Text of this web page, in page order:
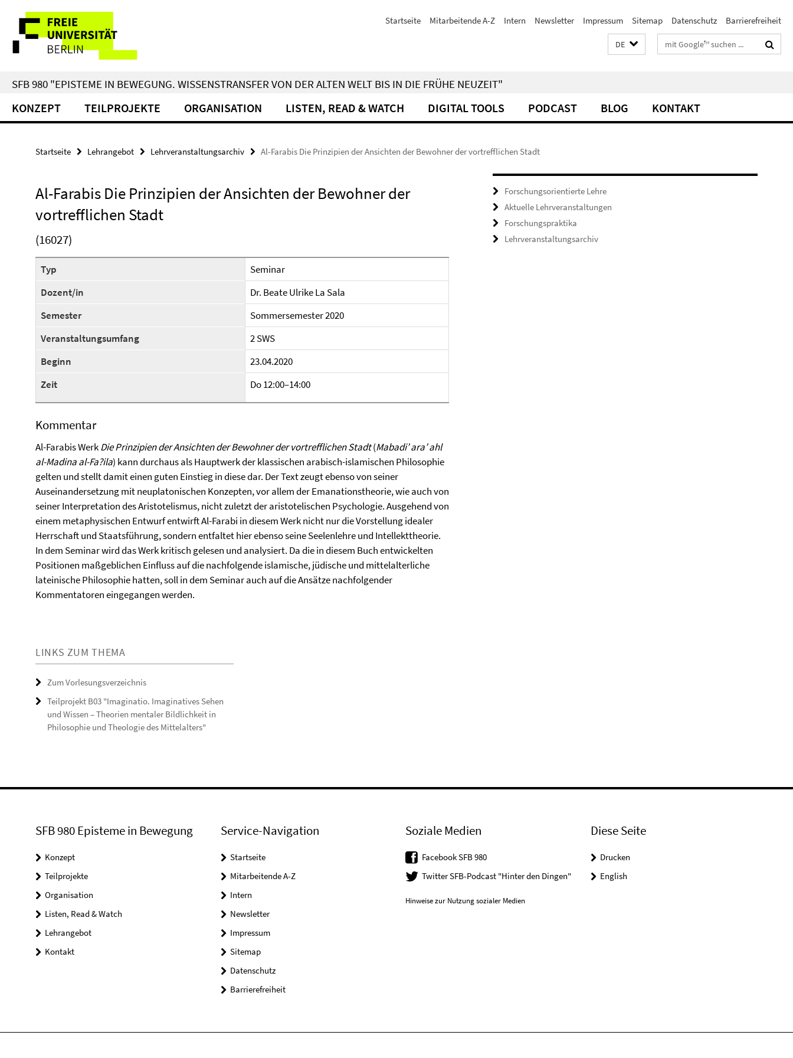
direkt
Inhalt
Service-
Navigation
Startseite Mitarbeitende A-Z Intern Newsletter Impressum Sitemap Datenschutz Barrierefreiheit
DE Suchbegriffe
SFB 980 "EPISTEME IN BEWEGUNG. WISSENSTRANSFER VON DER ALTEN WELT BIS IN DIE FRÜHE NEUZEIT"
KONZEPT TEILPROJEKTE ORGANISATION LISTEN, READ & WATCH DIGITAL TOOLS PODCAST BLOG KONTAKT
Startseite Lehrangebot Lehrveranstaltungsarchiv Al-Farabis Die Prinzipien der Ansichten der Bewohner der vortrefflichen Stadt
Al-Farabis Die Prinzipien der Ansichten der Bewohner der
vortrefflichen Stadt
(16027)
Typ
Seminar
Dozent/in
Dr. Beate Ulrike La Sala
Semester
Sommersemester 2020
Veranstaltungsumfang
2 SWS
Beginn
23.04.2020
Zeit
Do 12:00–14:00
Kommentar
Al-Farabis WerkDie Prinzipien der Ansichten der Bewohner der vortrefflichen Stadt(Mabadi’ ara’ ahl
al-Madina al-Fa?ila) kann durchaus als Hauptwerk der klassischen arabisch-islamischen Philosophie
gelten und stellt damit einen guten Einstieg in diese dar. Der Text zeugt ebenso von seiner
Auseinandersetzung mit neuplatonischen Konzepten, vor allem der Emanationstheorie, wie auch von
seiner Interpretation des Aristotelismus, nicht zuletzt der aristotelischen Psychologie. Ausgehend von
einem metaphysischen Entwurf entwirft Al-Farabi in diesem Werk nicht nur die Vorstellung idealer
Herrschaft und Staatsführung, sondern entfaltet hier ebenso seine Seelenlehre und Intellekttheorie.
In dem Seminar wird das Werk kritisch gelesen und analysiert. Da die in diesem Buch entwickelten
Positionen maßgeblichen Einfluss auf die nachfolgende islamische, jüdische und mittelalterliche
lateinische Philosophie hatten, soll in dem Seminar auch auf die Ansätze nachfolgender
Kommentatoren eingegangen werden.
LINKS ZUM THEMA
Zum Vorlesungsverzeichnis
Teilprojekt B03 "Imaginatio. Imaginatives Sehen
und Wissen – Theorien mentaler Bildlichkeit in
Philosophie und Theologie des Mittelalters"
Forschungsorientierte Lehre
Aktuelle Lehrveranstaltungen
Forschungspraktika
Lehrveranstaltungsarchiv
SFB 980 Episteme in Bewegung
Konzept
Teilprojekte
Organisation
Listen, Read & Watch
Lehrangebot
Kontakt
Service-Navigation
Startseite
Mitarbeitende A-Z
Intern
Newsletter
Impressum
Sitemap
Datenschutz
Barrierefreiheit
Soziale Medien
Facebook SFB 980
Twitter SFB-Podcast "Hinter den Dingen"
Hinweise zur Nutzung sozialer Medien
Diese Seite
Drucken
English